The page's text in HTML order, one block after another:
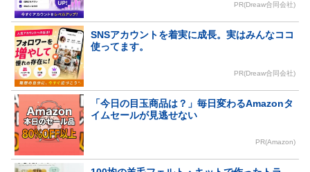
PR(Dreaw合同会社)
SNSアカウントを着実に成長。実はみんなココ
使ってます。
PR(Dreaw合同会社)
「今日の目玉商品は？」毎日変わるAmazonタ
イムセールが見逃せない
PR(Amazon)